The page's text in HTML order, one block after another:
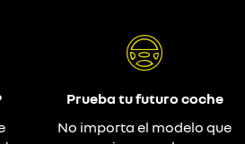
Prueba tu futuro coche
No importa el modelo que